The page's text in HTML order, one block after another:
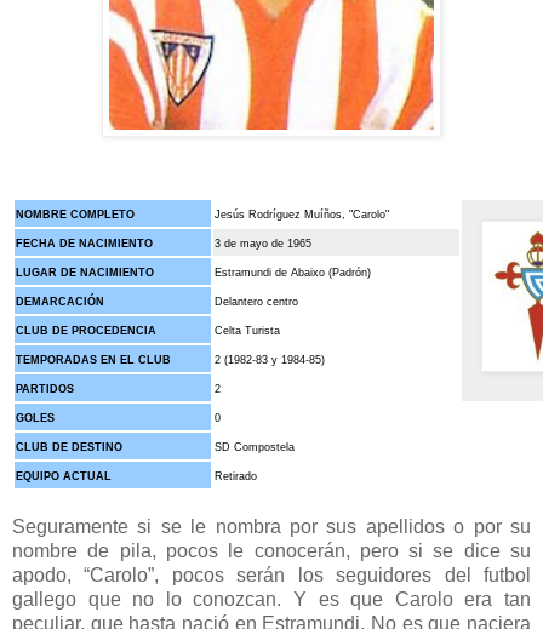
NOMBRE COMPLETO Jesús Rodríguez Muíños, "Carolo"
FECHA DE NACIMIENTO 3 de mayo de 1965
LUGAR DE NACIMIENTO Estramundi de Abaixo (Padrón)
DEMARCACIÓN Delantero centro
CLUB DE PROCEDENCIA Celta Turista
TEMPORADAS EN EL CLUB 2 (1982-83 y 1984-85)
PARTIDOS 2
GOLES 0
CLUB DE DESTINO SD Compostela
EQUIPO ACTUAL Retirado
Seguramente si se le nombra por sus apellidos o por su
nombre de pila, pocos le conocerán, pero si se dice su
apodo, “Carolo”, pocos serán los seguidores del futbol
gallego que no lo conozcan. Y es que Carolo era tan
peculiar, que hasta nació en Estramundi. No es que naciera